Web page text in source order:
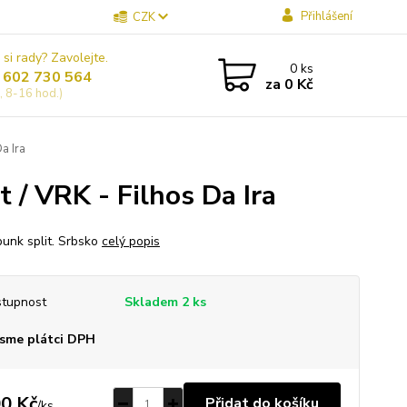
CZK Přihlášení
rady? Zavolejte.
730 564
8-16 hod.)
0ks
za 0 Kč
Ira
/ VRK - Filhos Da Ira
split. Srbsko celý popis
Skladem 2 ks
plátci DPH